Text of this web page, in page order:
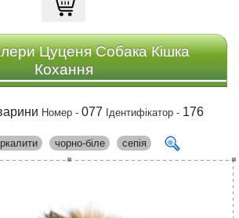
Цуценя Собака Кішка
Кохання
Номер - 077 Ідентифікатор - 176
чорно-біле сепія